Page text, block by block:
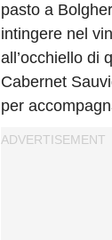
pasto a
intingere nel
all’occhiello di
Cabernet
per